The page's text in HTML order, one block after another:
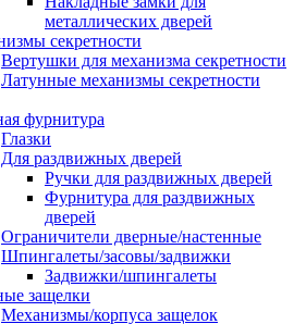
металлических дверей
секретности
Вертушки для механизма секретности
Латунные механизмы секретности
фурнитура
Глазки
Для раздвижных дверей
Ручки для раздвижных дверей
Фурнитура для раздвижных
дверей
Ограничители дверные/настенные
Шпингалеты/засовы/задвижки
Задвижки/шпингалеты
защелки
Механизмы/корпуса защелок